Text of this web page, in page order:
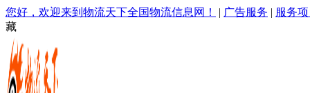
您好，欢迎来到物流天下全国物流信息网！ | 广告服务 | 服务
藏